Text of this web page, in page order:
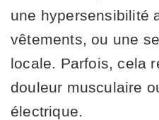
une hypersensibilité
vêtements, ou une
locale. Parfois, cela
douleur musculaire
électrique.